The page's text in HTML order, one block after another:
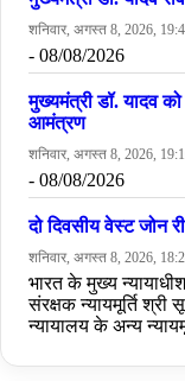
Tags Hindi
NDTV India